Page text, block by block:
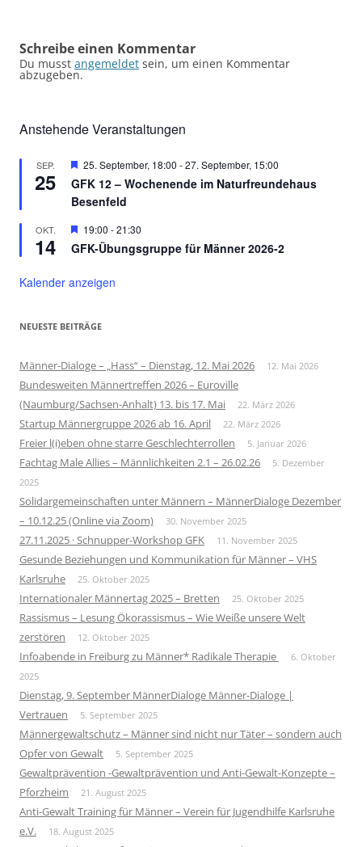
Schreibe einen Kommentar
Du musst angemeldet sein, um einen Kommentar
abzugeben.
Anstehende Veranstaltungen
SEP.
25
Hervorgehoben
25. September, 18:00 -27. September, 15:00
GFK 12 – Wochenende im Naturfreundehaus
Besenfeld
OKT.
14
Hervorgehoben
19:00 -21:30
GFK-Übungsgruppe für Männer 2026-2
Kalender anzeigen
NEUESTE BEITRÄGE
Männer-Dialoge – „Hass“ – Dienstag, 12. Mai 2026 12. Mai 2026
Bundesweiten Männertreffen 2026 – Euroville
(Naumburg/Sachsen-Anhalt) 13. bis 17. Mai
22. März 2026
Startup Männergruppe 2026 ab 16. April 22. März 2026
Freier l(i)eben ohne starre Geschlechterrollen 5. Januar 2026
Fachtag Male Allies – Männlichkeiten 2.1 – 26.02.26
5. Dezember
2025
Solidargemeinschaften unter Männern – MännerDialoge Dezember
– 10.12.25 (Online via Zoom)
30. November 2025
27.11.2025 · Schnupper-Workshop GFK 11. November 2025
Gesunde Beziehungen und Kommunikation für Männer – VHS
Karlsruhe
25. Oktober 2025
Internationaler Männertag 2025 – Bretten 25. Oktober 2025
Rassismus – Lesung Ökorassismus – Wie Weiße unsere Welt
zerstören
12. Oktober 2025
Infoabende in Freiburg zu Männer* Radikale Therapie
6. Oktober
2025
Dienstag, 9. September MännerDialoge Männer-Dialoge |
Vertrauen
5. September 2025
Männergewaltschutz – Männer sind nicht nur Täter – sondern auch
Opfer von Gewalt
5. September 2025
Gewaltprävention -Gewaltprävention und Anti-Gewalt-Konzepte –
Pforzheim
21. August 2025
Anti-Gewalt Training für Männer – Verein für Jugendhilfe Karlsruhe
e.V.
18. August 2025